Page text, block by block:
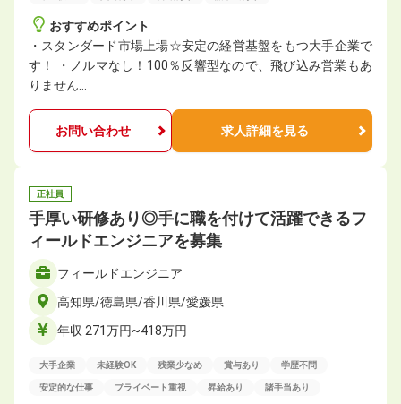
おすすめポイント
・スタンダード市場上場☆安定の経営基盤をもつ大手企業で
す！ ・ノルマなし！100％反響型なので、飛び込み営業もあ
りません…
お問い合わせ 求人詳細を見る
正社員
手厚い研修あり◎手に職を付けて活躍できるフ
ィールドエンジニアを募集
フィールドエンジニア
高知県/徳島県/香川県/愛媛県
年収 271万円~418万円
大手企業 未経験OK 残業少なめ 賞与あり 学歴不問
安定的な仕事 プライベート重視 昇給あり 諸手当あり